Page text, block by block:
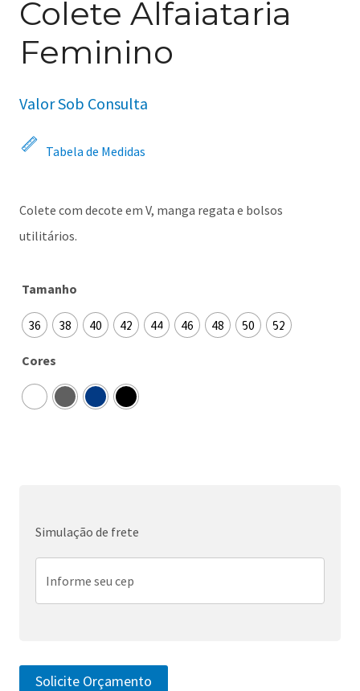
Colete Alfaiataria
Feminino
Valor Sob Consulta
Tabela de Medidas
Colete com decote em V, manga regata e bolsos
utilitários.
Tamanho
36 38 40 42 44 46 48 50 52
Cores
Simulação de frete
Solicite Orçamento